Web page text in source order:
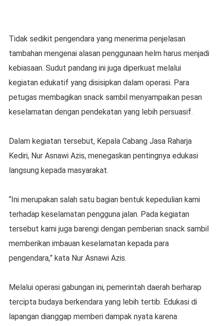
Tidak sedikit pengendara yang menerima penjelasan
tambahan mengenai alasan penggunaan helm harus menjadi
kebiasaan. Sudut pandang ini juga diperkuat melalui
kegiatan edukatif yang disisipkan dalam operasi. Para
petugas membagikan snack sambil menyampaikan pesan
keselamatan dengan pendekatan yang lebih persuasif.
Dalam kegiatan tersebut, Kepala Cabang Jasa Raharja
Kediri, Nur Asnawi Azis, menegaskan pentingnya edukasi
langsung kepada masyarakat.
“Ini merupakan salah satu bagian bentuk kepedulian kami
terhadap keselamatan pengguna jalan. Pada kegiatan
tersebut kami juga barengi dengan pemberian snack sambil
memberikan imbauan keselamatan kepada para
pengendara,” kata Nur Asnawi Azis.
Melalui operasi gabungan ini, pemerintah daerah berharap
tercipta budaya berkendara yang lebih tertib. Edukasi di
lapangan dianggap memberi dampak nyata karena